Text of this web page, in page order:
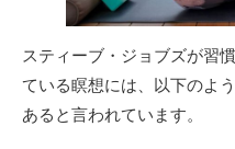
スティーブ・ジョブズが習
ている瞑想には、以下のよ
あると言われています。